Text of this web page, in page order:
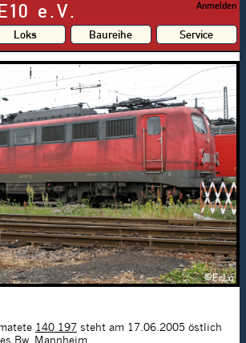
e.V. Anmelden
Loks Baureihe Service
140 197 steht am 17.06.2005 östlich
Bw. Mannheim.